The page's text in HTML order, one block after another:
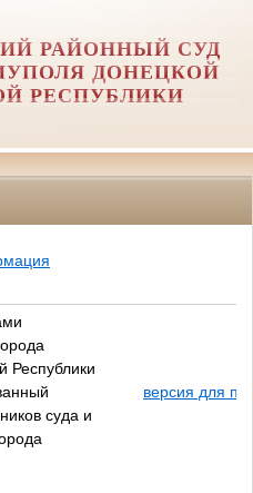
РАЙОННЫЙ СУД
ДОНЕЦКОЙ
РЕСПУБЛИКИ
Республики
суда и
версия для